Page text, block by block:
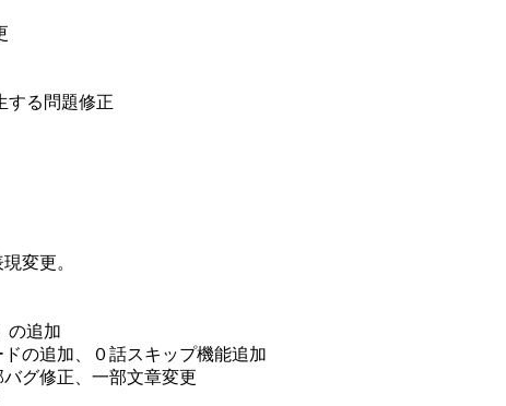
する問題修正
更。
の追加
追加、０話スキップ機能追加
修正、一部文章変更